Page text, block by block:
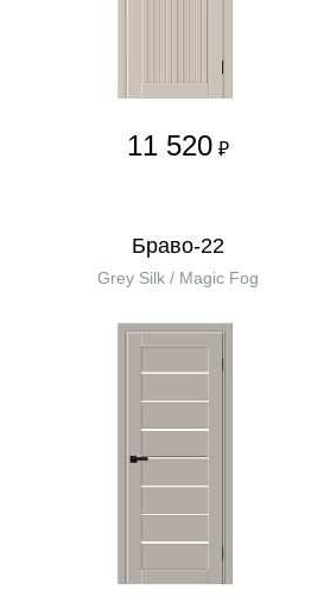
11 520 ₽
Браво-22
Grey Silk / Magic Fog